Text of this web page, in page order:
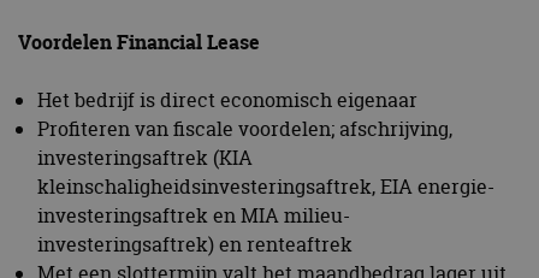
Voordelen Financial Lease
Het bedrijf is direct economisch eigenaar
Profiteren van fiscale voordelen; afschrijving,
investeringsaftrek (KIA
kleinschaligheidsinvesteringsaftrek, EIA energie-
investeringsaftrek en MIA milieu-
investeringsaftrek) en renteaftrek